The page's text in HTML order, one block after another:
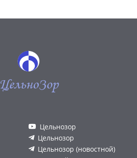
ЦельноЗор
Цельнозор
Цельнозор
Цельнозор (новостной)